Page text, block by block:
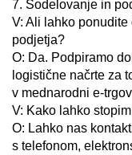
7. Sodelovanje in
V: Ali lahko
podjetja?
O: Da. Podpiramo
logistične načrte za
v mednarodni e-
V: Kako lahko
O: Lahko nas
s telefonom,